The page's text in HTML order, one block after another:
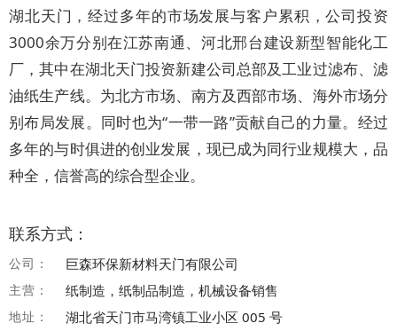
湖北天门，经过多年的市场发展与客户累积，公司投资
3000余万分别在江苏南通、河北邢台建设新型智能化工
厂，其中在湖北天门投资新建公司总部及工业过滤布、滤
油纸生产线。为北方市场、南方及西部市场、海外市场分
别布局发展。同时也为“一带一路”贡献自己的力量。经过
多年的与时俱进的创业发展，现已成为同行业规模大，品
种全，信誉高的综合型企业。
联系方式：
公司： 巨森环保新材料天门有限公司
主营： 纸制造，纸制品制造，机械设备销售
地址： 湖北省天门市马湾镇工业小区 005 号